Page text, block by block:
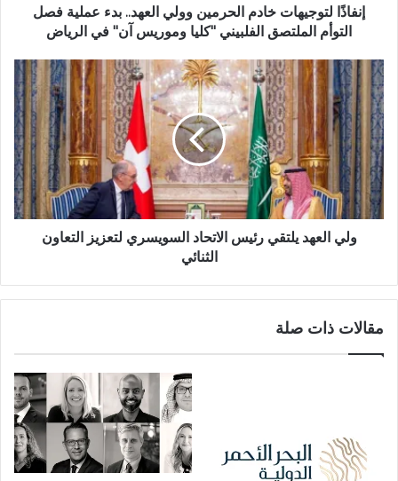
إنفاذًا لتوجيهات خادم الحرمين وولي العهد.. بدء عملية فصل
التوأم الملتصق الفلبيني "كليا وموريس آن" في الرياض
ولي العهد يلتقي رئيس الاتحاد السويسري لتعزيز التعاون
الثنائي
مقالات ذات صلة